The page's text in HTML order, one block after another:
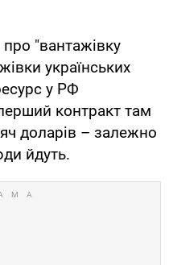
"вантажівку
українських
у РФ
контракт там
доларів – залежно
йдуть.